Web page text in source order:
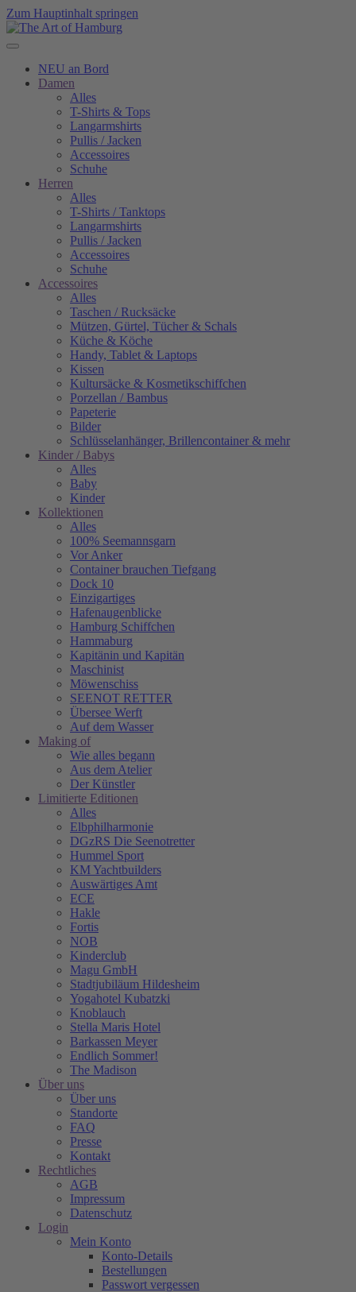
Zum Hauptinhalt springen
NEU an Bord
Damen
Alles
T-Shirts & Tops
Langarmshirts
Pullis / Jacken
Accessoires
Schuhe
Herren
Alles
T-Shirts / Tanktops
Langarmshirts
Pullis / Jacken
Accessoires
Schuhe
Accessoires
Alles
Taschen / Rucksäcke
Mützen, Gürtel, Tücher & Schals
Küche & Köche
Handy, Tablet & Laptops
Kissen
Kultursäcke & Kosmetikschiffchen
Porzellan / Bambus
Papeterie
Bilder
Schlüsselanhänger, Brillencontainer & mehr
Kinder / Babys
Alles
Baby
Kinder
Kollektionen
Alles
100% Seemannsgarn
Vor Anker
Container brauchen Tiefgang
Dock 10
Einzigartiges
Hafenaugen­blicke
Hamburg Schiffchen
Hammaburg
Kapitänin und Kapitän
Maschinist
Möwenschiss
SEENOT RETTER
Übersee Werft
Auf dem Wasser
Making of
Wie alles begann
Aus dem Atelier
Der Künstler
Limitierte Editionen
Alles
Elbphilharmonie
DGzRS Die Seenotretter
Hummel Sport
KM Yachtbuilders
Auswärtiges Amt
ECE
Hakle
Fortis
NOB
Kinderclub
Magu GmbH
Stadtjubiläum Hildesheim
Yogahotel Kubatzki
Knoblauch
Stella Maris Hotel
Barkassen Meyer
Endlich Sommer!
The Madison
Über uns
Über uns
Standorte
FAQ
Presse
Kontakt
Rechtliches
AGB
Impressum
Datenschutz
Login
Mein Konto
Konto-Details
Bestellungen
Passwort vergessen